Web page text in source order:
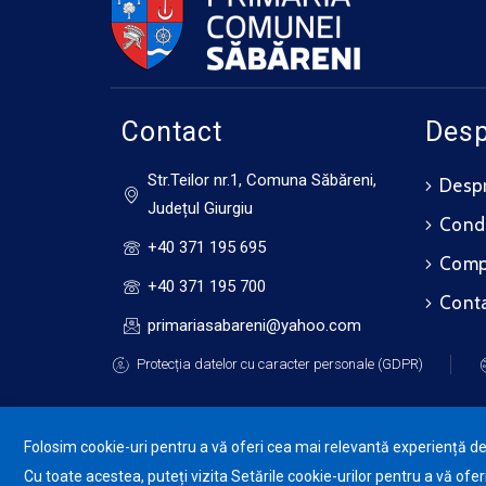
Contact
Str.Teilor nr.1, Comuna Săbăreni,
Județul Giurgiu
+40 371 195 695
+40 371 195 700
primariasabareni@yahoo.com
Protecția datelor cu caracter personale (GDPR)
Folosim cookie-uri pentru a vă oferi cea mai relevantă experiență
Cu toate acestea, puteți vizita Setările cookie-urilor pentru a vă